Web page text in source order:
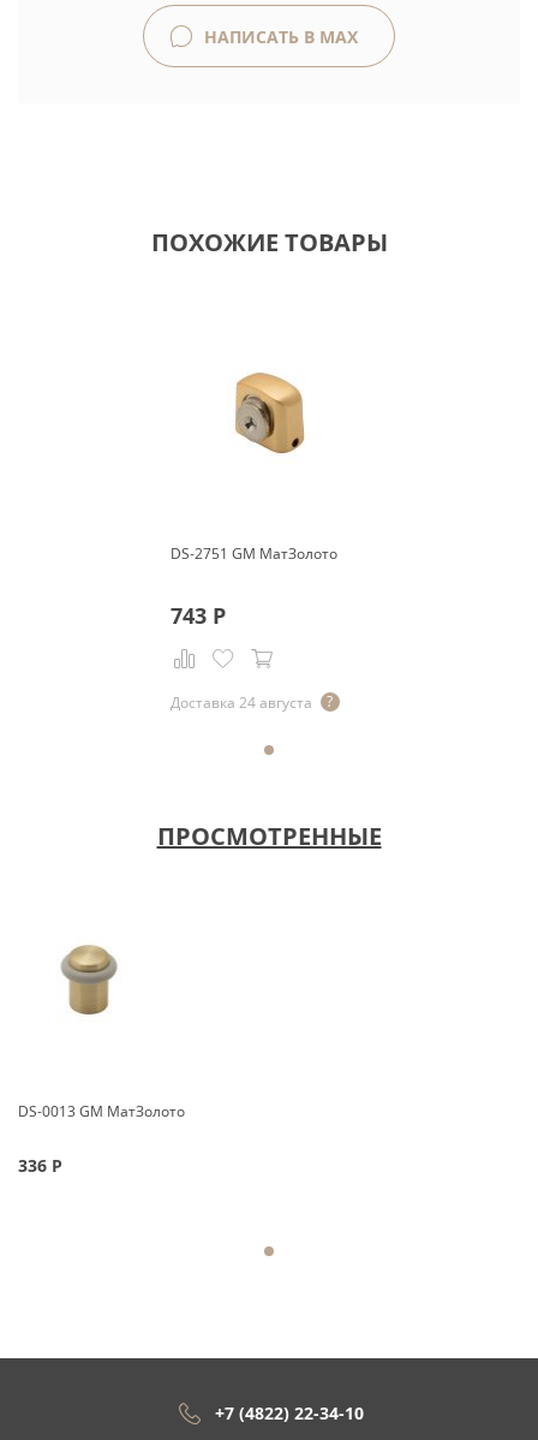
НАПИСАТЬ В MAX
ПОХОЖИЕ ТОВАРЫ
DS-2751 GM МатЗолото
743Р
Доставка 24 августа
ПРОСМОТРЕННЫЕ
DS-0013 GM МатЗолото
336 Р
+7 (4822) 22-34-10